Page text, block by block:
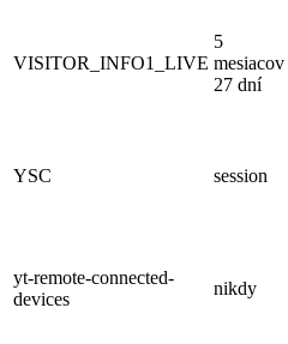
VISITOR_INFO1_LIVE
5
mesiacov
27 dní
YSC session
yt-remote-connected-
devices
nikdy